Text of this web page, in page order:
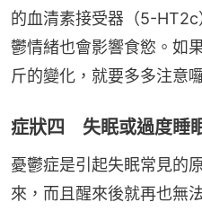
的血清素接受器（5-
鬱情緒也會影響食慾。如
斤的變化，就要多多注意囉
症狀四 失眠或過度睡
憂鬱症是引起失眠常見的
來，而且醒來後就再也無